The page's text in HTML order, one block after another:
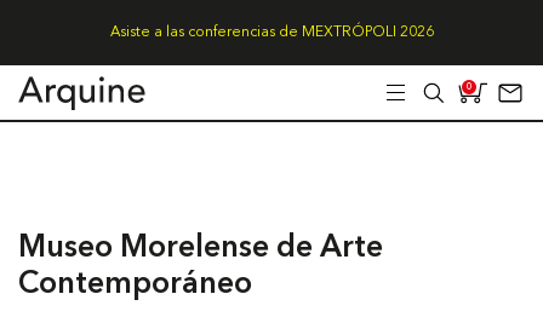
Asiste a las conferencias de MEXTRÓPOLI 2026
0
Museo Morelense de Arte
Contemporáneo